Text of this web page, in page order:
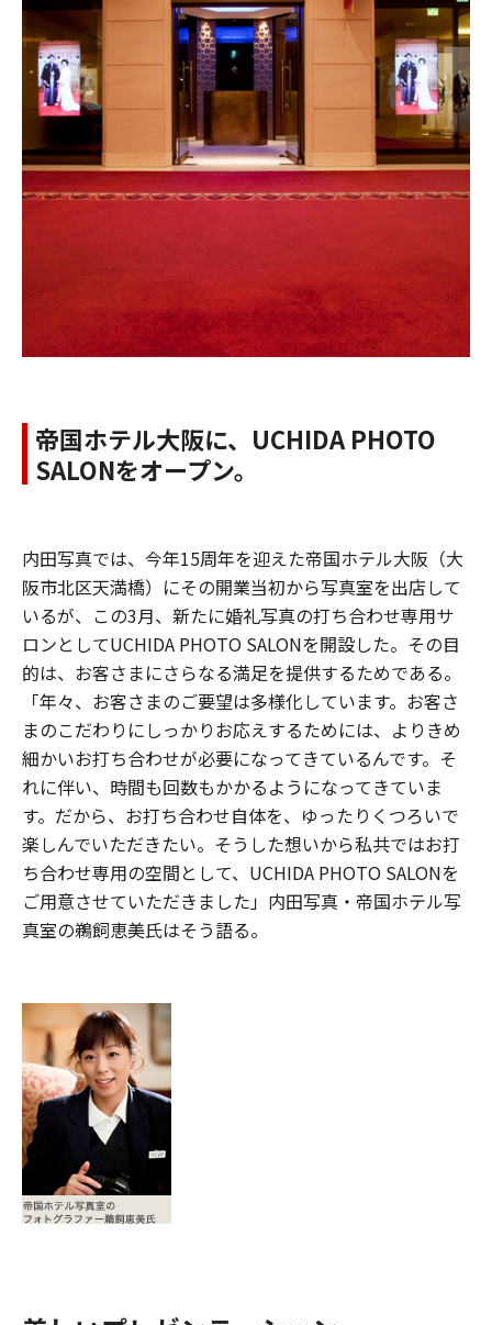
帝国ホテル大阪に、UCHIDA PHOTO
SALONをオープン。
内田写真では、今年15周年を迎えた帝国ホテル大阪（大
阪市北区天満橋）にその開業当初から写真室を出店して
いるが、この3月、新たに婚礼写真の打ち合わせ専用サ
ロンとしてUCHIDA PHOTO SALONを開設した。その目
的は、お客さまにさらなる満足を提供するためである。
「年々、お客さまのご要望は多様化しています。お客さ
まのこだわりにしっかりお応えするためには、よりきめ
細かいお打ち合わせが必要になってきているんです。そ
れに伴い、時間も回数もかかるようになってきていま
す。だから、お打ち合わせ自体を、ゆったりくつろいで
楽しんでいただきたい。そうした想いから私共ではお打
ち合わせ専用の空間として、UCHIDA PHOTO SALONを
ご用意させていただきました」内田写真・帝国ホテル写
真室の鵜飼恵美氏はそう語る。